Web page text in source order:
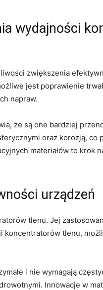
wydajności
zwiększenia
jest poprawienie
napraw.
że są one bardziej
oraz ‌korozją, co
materiałów to krok
urządzeń
tlenu. Jej
koncentratorów tlenu,‍
i nie wymagają
Innowacje w